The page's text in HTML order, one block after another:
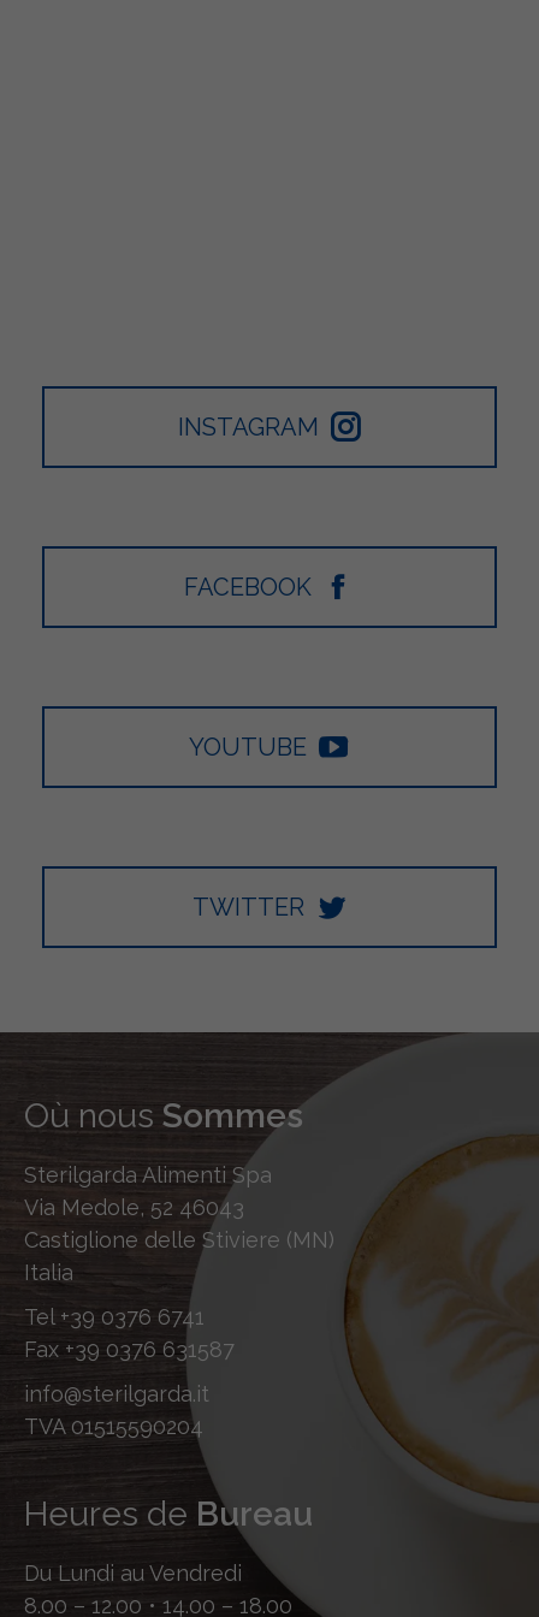
INSTAGRAM
FACEBOOK
YOUTUBE
TWITTER
Où nous Sommes
Sterilgarda Alimenti Spa
Via Medole, 52 46043
Castiglione delle Stiviere (MN)
Italia
Tel +39 0376 6741
Fax +39 0376 631587
info@sterilgarda.it
TVA 01515590204
Heures de Bureau
Du Lundi au Vendredi
8.00 – 12.00 • 14.00 – 18.00